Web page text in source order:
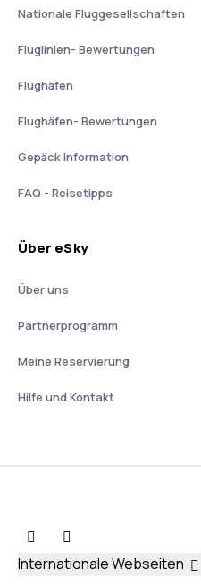
Nationale Fluggesellschaften
Fluglinien- Bewertungen
Flughäfen
Flughäfen- Bewertungen
Gepäck Information
FAQ - Reisetipps
Über eSky
Über uns
Partnerprogramm
Meine Reservierung
Hilfe und Kontakt
Internationale Webseiten